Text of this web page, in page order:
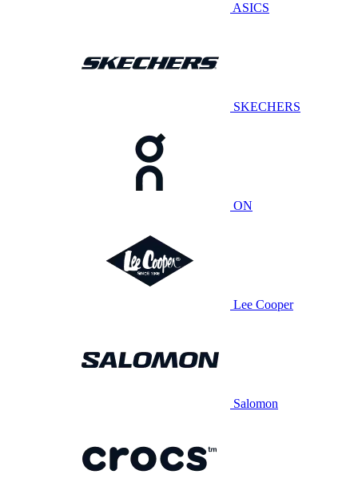
ASICS
SKECHERS
ON
Lee Cooper
Salomon